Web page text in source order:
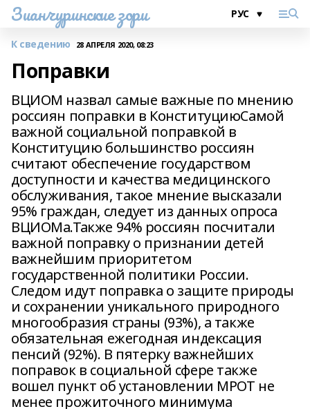
Зианчуринские зори
К сведению 28 АПРЕЛЯ 2020, 08:23
Поправки
ВЦИОМ назвал самые важные по мнению
россиян поправки в КонституциюСамой
важной социальной поправкой в
Конституцию большинство россиян
считают обеспечение государством
доступности и качества медицинского
обслуживания, такое мнение высказали
95% граждан, следует из данных опроса
ВЦИОМа.Также 94% россиян посчитали
важной поправку о признании детей
важнейшим приоритетом
государственной политики России.
Следом идут поправка о защите природы
и сохранении уникального природного
многообразия страны (93%), а также
обязательная ежегодная индексация
пенсий (92%). В пятерку важнейших
поправок в социальной сфере также
вошел пункт об установлении МРОТ не
менее прожиточного минимума